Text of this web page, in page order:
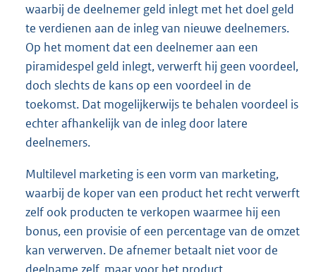
waarbij de deelnemer geld inlegt met het doel geld
te verdienen aan de inleg van nieuwe deelnemers.
Op het moment dat een deelnemer aan een
piramidespel geld inlegt, verwerft hij geen voordeel,
doch slechts de kans op een voordeel in de
toekomst. Dat mogelijkerwijs te behalen voordeel is
echter afhankelijk van de inleg door latere
deelnemers.
Multilevel marketing is een vorm van marketing,
waarbij de koper van een product het recht verwerft
zelf ook producten te verkopen waarmee hij een
bonus, een provisie of een percentage van de omzet
kan verwerven. De afnemer betaalt niet voor de